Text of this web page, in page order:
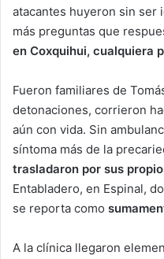
atacantes huyeron sin ser
más preguntas que
en Coxquihui, cualquiera
Fueron familiares de
detonaciones, corrieron
aún con vida. Sin
síntoma más de la
trasladaron por sus
Entabladero, en Espinal,
se reporta como
A la clínica llegaron